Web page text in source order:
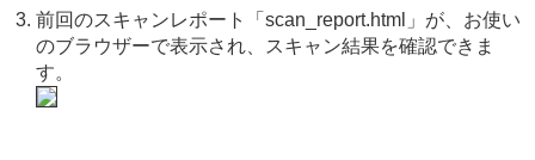
前回のスキャンレポート「scan_report.html」が、お使い
のブラウザーで表示され、スキャン結果を確認できま
す。